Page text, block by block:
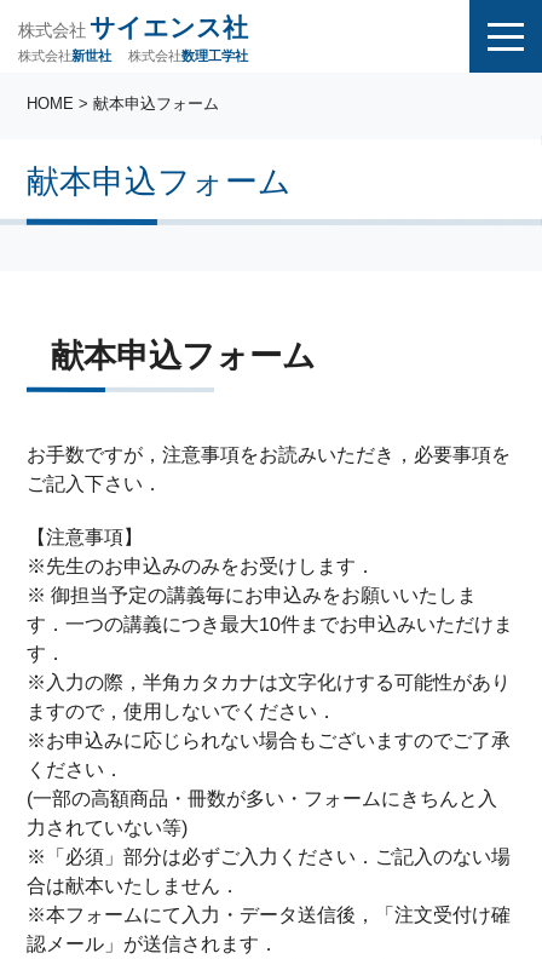
株式会社 サイエンス社
株式会社新世社 株式会社数理工学社
献本申込フォーム
HOME > 献本申込フォーム
献本申込フォーム
お手数ですが，注意事項をお読みいただき，必要事項を
ご記入下さい．
【注意事項】
※先生のお申込みのみをお受けします．
※ 御担当予定の講義毎にお申込みをお願いいたしま
す．一つの講義につき最大10件までお申込みいただけま
す．
※入力の際，半角カタカナは文字化けする可能性があり
ますので，使用しないでください．
※お申込みに応じられない場合もございますのでご了承
ください．
(一部の高額商品・冊数が多い・フォームにきちんと入
力されていない等)
※「必須」部分は必ずご入力ください．ご記入のない場
合は献本いたしません．
※本フォームにて入力・データ送信後，「注文受付け確
認メール」が送信されます．